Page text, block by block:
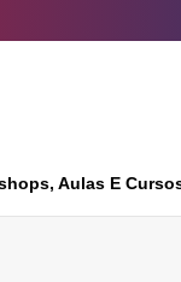
Aulas E